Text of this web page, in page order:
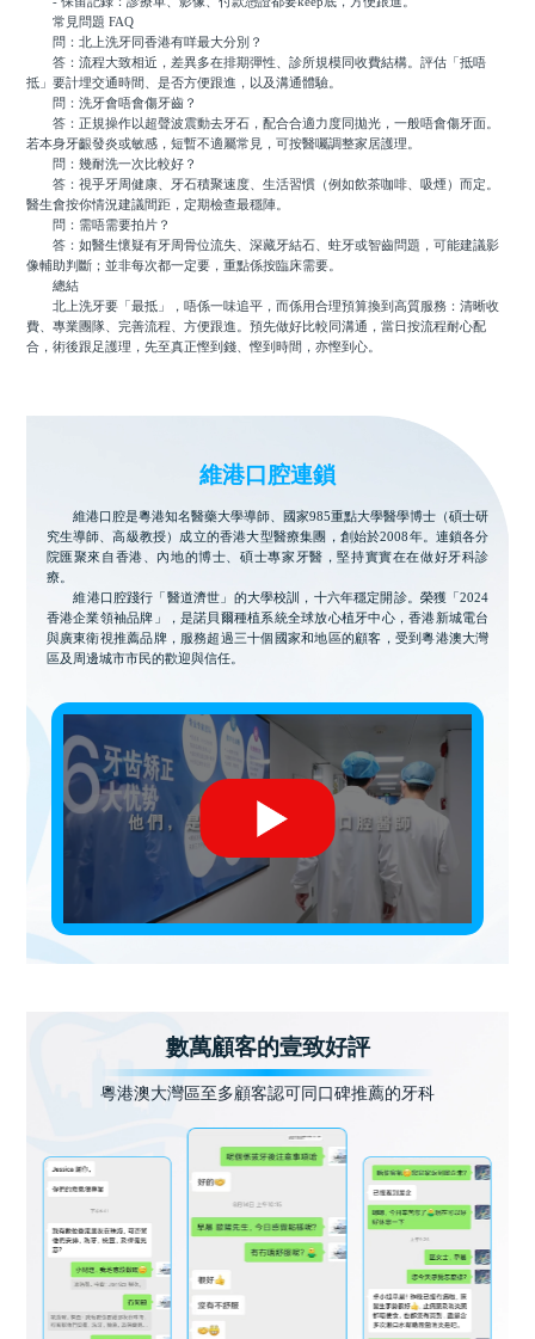
常見問題 FAQ
問：北上洗牙同香港有咩最大分別？
答：流程大致相近，差異多在排期彈性、診所規模同收費結構。評估「抵唔
抵」要計埋交通時間、是否方便跟進，以及溝通體驗。
問：洗牙會唔會傷牙齒？
答：正規操作以超聲波震動去牙石，配合合適力度同拋光，一般唔會傷牙面。
若本身牙齦發炎或敏感，短暫不適屬常見，可按醫囑調整家居護理。
問：幾耐洗一次比較好？
答：視乎牙周健康、牙石積聚速度、生活習慣（例如飲茶咖啡、吸煙）而定。
醫生會按你情況建議間距，定期檢查最穩陣。
問：需唔需要拍片？
答：如醫生懷疑有牙周骨位流失、深藏牙結石、蛀牙或智齒問題，可能建議影
像輔助判斷；並非每次都一定要，重點係按臨床需要。
總結
北上洗牙要「最抵」，唔係一味追平，而係用合理預算換到高質服務：清晰收
費、專業團隊、完善流程、方便跟進。預先做好比較同溝通，當日按流程耐心配
合，術後跟足護理，先至真正慳到錢、慳到時間，亦慳到心。
維港口腔連鎖
維港口腔是粵港知名醫藥大學導師、國家985重點大學醫學博士（碩士研
究生導師、高級教授）成立的香港大型醫療集團，創始於2008年。連鎖各分
院匯聚來自香港、內地的博士、碩士專家牙醫，堅持實實在在做好牙科診
療。
維港口腔踐行「醫道濟世」的大學校訓，十六年穩定開診。榮獲「2024
香港企業領袖品牌」，是諾貝爾種植系統全球放心植牙中心，香港新城電台
與廣東衛視推薦品牌，服務超過三十個國家和地區的顧客，受到粵港澳大灣
區及周邊城市市民的歡迎與信任。
數萬顧客的壹致好評
粵港澳大灣區至多顧客認可同口碑推薦的牙科